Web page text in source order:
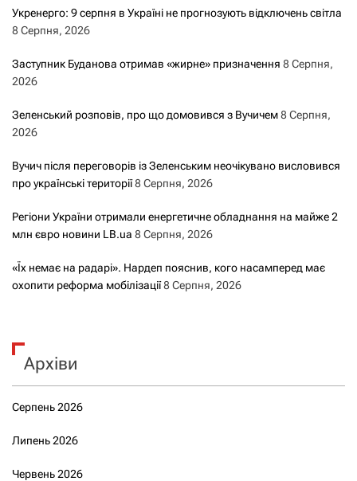
Укренерго: 9 серпня в Україні не прогнозують відключень світла
8 Серпня, 2026
Заступник Буданова отримав «жирне» призначення 8 Серпня,
2026
Зеленський розповів, про що домовився з Вучичем8 Серпня,
2026
Вучич після переговорів із Зеленським неочікувано висловився
про українські території8 Серпня, 2026
Регіони України отримали енергетичне обладнання на майже 2
млн євро новини LB.ua 8 Серпня, 2026
«Їх немає на радарі». Нардеп пояснив, кого насамперед має
охопити реформа мобілізації8 Серпня, 2026
Архіви
Серпень 2026
Липень 2026
Червень 2026